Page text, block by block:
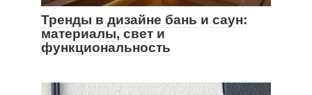
Тренды в дизайне бань и саун:
материалы, свет и
функциональность